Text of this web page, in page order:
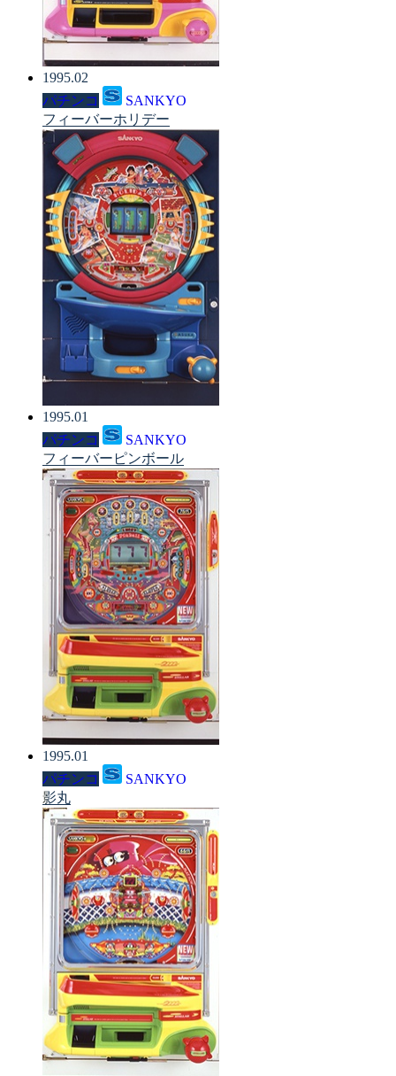
1995.02
パチンコ
SANKYO
フィーバーホリデー
1995.01
パチンコ
SANKYO
フィーバーピンボール
1995.01
パチンコ
SANKYO
影丸